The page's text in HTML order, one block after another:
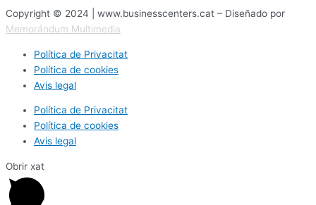
Copyright © 2024 | www.businesscenters.cat – Diseñado por
Memorándum Multimedia
Política de Privacitat
Política de cookies
Avis legal
Política de Privacitat
Política de cookies
Avis legal
Obrir xat